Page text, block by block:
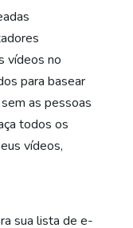
vídeos no
para basear
as pessoas
todos os
vídeos,
sua lista de e-